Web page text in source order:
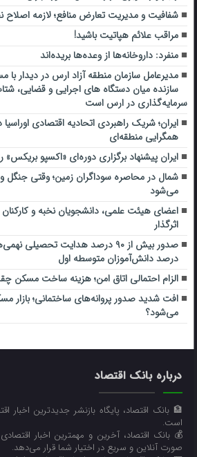
شفافیت و مدیریت تعارض منافع؛ لازمه اصلاح
مراقب علائم هپاتیت باشید!
منفرد: داروخانه‌ها از وعده‌ها بریده‌اند
مدیرعامل سازمان منطقه آزاد ارس در دیدار با
سازنده میان دستگاه‌ های اجرایی و قضایی،
سرمایه‌گذاری در ارس است
ایران؛ شریک راهبردی اتحادیه اقتصادی
همگرایی منطقه‌ای
ایران پیشنهاد برگزاری دوره‌ای «اکسپو بریکس» را
شمال در محاصره سوداگران زمین؛ وقتی جنگل و
می‌شود
اعضای هیئت علمی، دانشجویان نخبه و
اثرگذار
درصد دانش‌آموزان متوسطه اول
الزام احتمالی اتاق امن؛ هزینه ساخت مسکن
افت شدید صدور پروانه‌های ساختمانی؛ بازار
می‌شود؟
درباره بانک اقتصاد
🏦 بانک اقتصاد، پایگاه بازنشر جدیدترین اخبار
است.
💰 بانک اقتصاد، آخرین و مهمترین اخبار
صورت آنلاین و سریع در اختیار شما قرار می‌‌دهد.